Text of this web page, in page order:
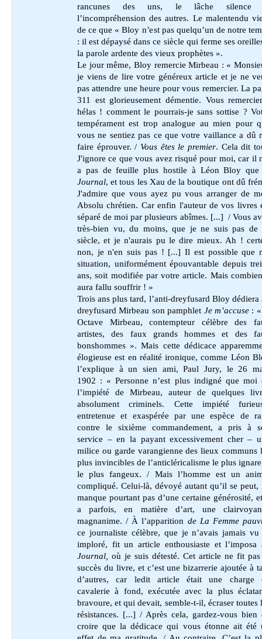
rancunes des uns, le lâche silence
l’incompréhension des autres. Le malentendu
de ce que « Bloy n’est pas quelqu’un de notre
: il est dépaysé dans ce siècle qui ferme ses
la parole ardente des vieux prophètes ».
Le jour même, Bloy remercie Mirbeau : «
je viens de lire votre généreux article et je ne
pas attendre une heure pour vous remercier. La
311 est glorieusement démentie. Vous
hélas ! comment le pourrais-je sans sottise ?
tempérament est trop analogue au mien pour
vous ne sentiez pas ce que votre vaillance a dû
faire éprouver. / Vous êtes le premier. Cela dit
J'ignore ce que vous avez risqué pour moi, car il
a pas de feuille plus hostile à Léon Bloy que
Journal, et tous les Xau de la boutique ont dû
J'admire que vous ayez pu vous arranger de
Absolu chrétien. Car enfin l'auteur de vos livres
séparé de moi par plusieurs abîmes. [...] / Vous
très-bien vu, du moins, que je ne suis pas de
siècle, et je n'aurais pu le dire mieux. Ah !
non, je n'en suis pas ! [...] Il est possible que
situation, uniformément épouvantable depuis
ans, soit modifiée par votre article. Mais
aura fallu souffrir ! »
Trois ans plus tard, l’anti-dreyfusard Bloy dédiera
dreyfusard Mirbeau son pamphlet Je m’accuse:
Octave Mirbeau, contempteur célèbre des
artistes, des faux grands hommes et des
bonshommes ». Mais cette dédicace
élogieuse est en réalité ironique, comme Léon
l’explique à un sien ami, Paul Jury, le 26
1902 : « Personne n’est plus indigné que moi
l’impiété de Mirbeau, auteur de quelques
absolument criminels. Cette impiété
entretenue et exaspérée par une espèce de
contre le sixième commandement, a pris à
service – en la payant excessivement cher –
milice ou garde varangienne des lieux communs
plus invincibles de l’anticléricalisme le plus
le plus fangeux. / Mais l’homme est un
compliqué. Celui-là, dévoyé autant qu’il se peut,
manque pourtant pas d’une certaine générosité,
a parfois, en matière d’art, une
magnanime. / À l’apparition de La Femme
ce journaliste célèbre, que je n’avais jamais
imploré, fit un article enthousiaste et l’imposa
Journal,
où je suis détesté. Cet article ne fit
succès du livre, et c’est une bizarrerie ajoutée à
d’autres, car ledit article était une charge
cavalerie à fond, exécutée avec la plus
bravoure, et qui devait, semble-t-il, écraser toutes
résistances. [...] / Après cela, gardez-vous bien
croire que la dédicace qui vous étonne ait été